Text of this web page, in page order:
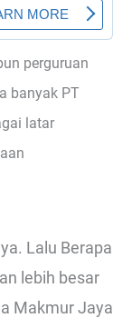
perguruan
banyak PT
latar
Lalu Berapa
lebih besar
Makmur Jaya